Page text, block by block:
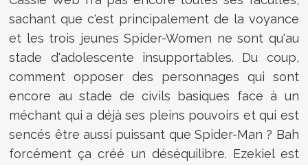
sachant que c'est principalement de la voyance
et les trois jeunes Spider-Women ne sont qu'au
stade d'adolescente insupportables. Du coup,
comment opposer des personnages qui sont
encore au stade de civils basiques face à un
méchant qui a déjà ses pleins pouvoirs et qui est
sencés être aussi puissant que Spider-Man ? Bah
forcément ça créé un déséquilibre. Ezekiel est